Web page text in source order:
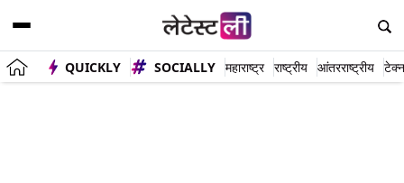
QUICKLY SOCIALLY महाराष्ट्र राष्ट्रीय आंतरराष्ट्रीय